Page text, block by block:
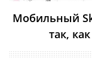
Мобильный
так,